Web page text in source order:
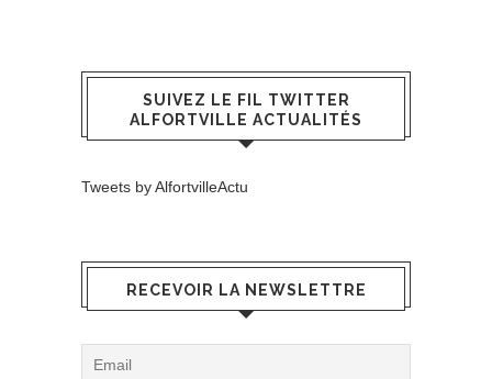
SUIVEZ LE FIL TWITTER
ALFORTVILLE ACTUALITÉS
Tweets by AlfortvilleActu
RECEVOIR LA NEWSLETTRE